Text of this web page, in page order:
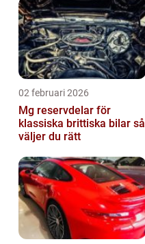
02 februari 2026
Mg reservdelar för
klassiska brittiska bilar så
väljer du rätt